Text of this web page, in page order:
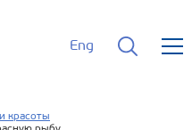
Eng
красоты